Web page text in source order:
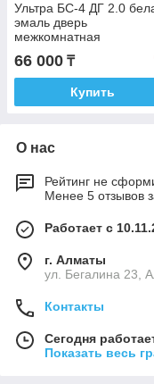
Ультра БС-4 ДГ 2.0
эмаль дверь
межкомнатная
66 000 ₸
Купить
О нас
Рейтинг не
Менее 5 отзывов
Работает с
г. Алматы
ул. Бегалина 23,
Контакты
Сегодня
Показать весь